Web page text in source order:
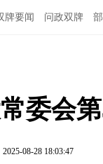
牌要闻 问政双牌
委会
2025-08-28 18:03:47